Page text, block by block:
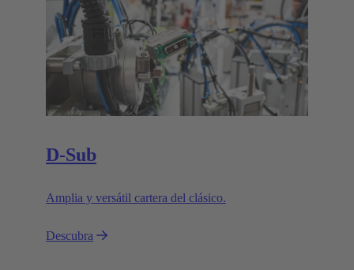
D-Sub
Amplia y versátil cartera del clásico.
Descubra